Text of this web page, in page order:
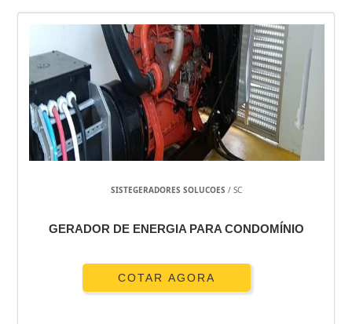
SISTEGERADORES SOLUCOES / SC
GERADOR DE ENERGIA PARA CONDOMÍNIO
COTAR AGORA